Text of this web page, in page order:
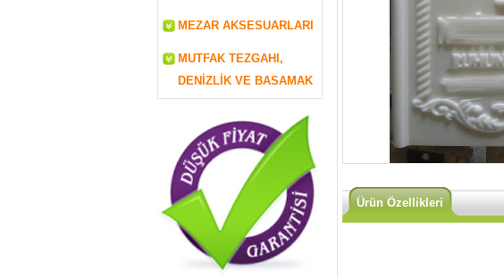
MEZAR AKSESUARLARI
MUTFAK TEZGAHI,
DENİZLİK VE BASAMAK
Ürün Özellikleri